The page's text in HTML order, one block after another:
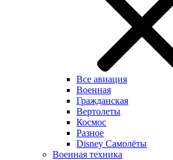
Все авиация
Военная
Гражданская
Вертолеты
Космос
Разное
Disney Самолёты
Военная техника